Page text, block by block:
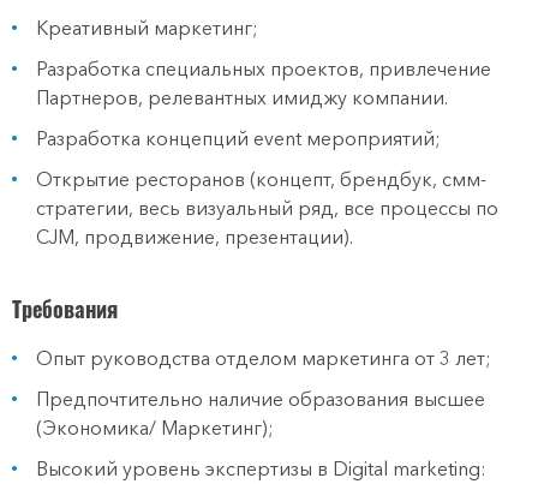
Креативный маркетинг;
Разработка специальных проектов, привлечение
Партнеров, релевантных имиджу компании.
Разработка концепций event мероприятий;
Открытие ресторанов (концепт, брендбук, смм-
стратегии, весь визуальный ряд, все процессы по
CJM, продвижение, презентации).
Требования
Опыт руководства отделом маркетинга от 3 лет;
Предпочтительно наличие образования высшее
(Экономика/ Маркетинг);
Высокий уровень экспертизы в Digital marketing: